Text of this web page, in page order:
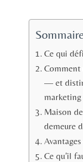
Ce qui
Comment
— et
marketing
Maison
demeure
Ce qu’il